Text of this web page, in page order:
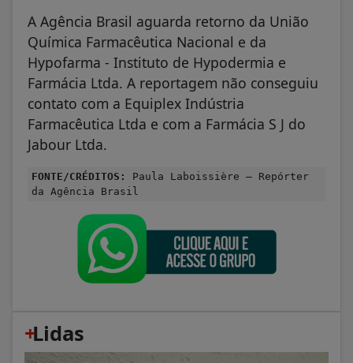
A Agência Brasil aguarda retorno da União
Química Farmacêutica Nacional e da
Hypofarma - Instituto de Hypodermia e
Farmácia Ltda. A reportagem não conseguiu
contato com a Equiplex Indústria
Farmacêutica Ltda e com a Farmácia S J do
Jabour Ltda.
FONTE/CRÉDITOS:
Paula Laboissière – Repórter
da Agência Brasil
+
Lidas